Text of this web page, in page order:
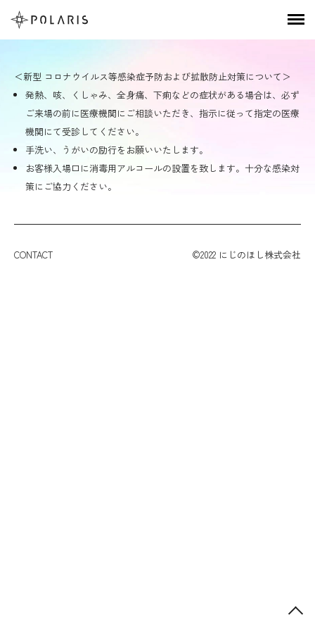
＜新型 コロナウイルス等感染症予防および拡散防止対策について＞
発熱、咳、くしゃみ、全身痛、下痢などの症状がある場合は、必ず
ご来場の前に医療機関にご相談いただき、指示に従って指定の医療
機関にて受診してください。
手洗い、うがいの励行をお願いいたします。
お客様入場口に消毒用アルコールの設置を致します。十分な感染対
策にご協力ください。
CONTACT ©2022 にじのほし株式会社